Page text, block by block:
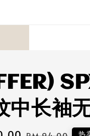
中长袖
热